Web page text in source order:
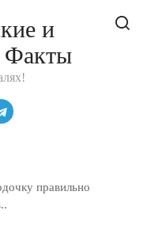
и
Факты
правильно